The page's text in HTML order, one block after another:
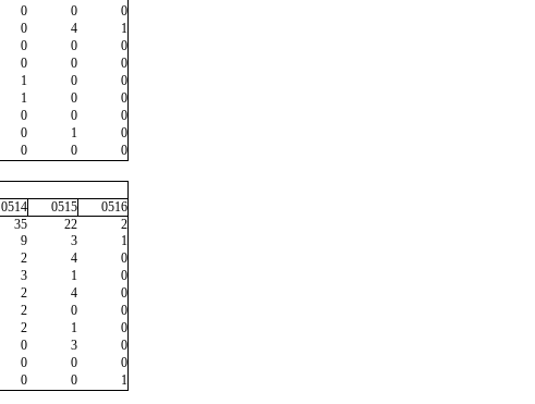
0 0
0
0 4
1
0 0
0
0 0
0
1 0
0
1 0
0
0 0
0
0 1
0
0 0
0
0514 0515
0516
35 22
2
9 3
1
2 4
0
3 1
0
2 4
0
2 0
0
2 1
0
0 3
0
0 0
0
0 0
1